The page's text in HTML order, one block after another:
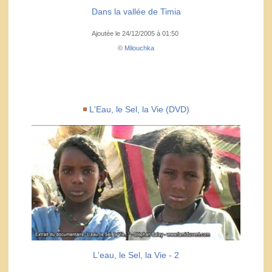
Dans la vallée de Timia
Ajoutée le 24/12/2005 à 01:50
© Milouchka
L'Eau, le Sel, la Vie (DVD)
L'eau, le Sel, la Vie - 2